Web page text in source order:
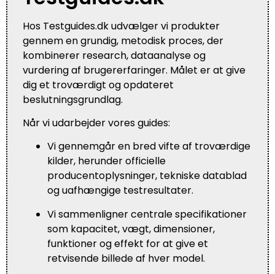
Hos Testguides.dk udvælger vi produkter
gennem en grundig, metodisk proces, der
kombinerer research, dataanalyse og
vurdering af brugererfaringer. Målet er at give
dig et troværdigt og opdateret
beslutningsgrundlag.
Når vi udarbejder vores guides:
Vi gennemgår en bred vifte af troværdige
kilder, herunder officielle
producentoplysninger, tekniske datablad
og uafhængige testresultater.
Vi sammenligner centrale specifikationer
som kapacitet, vægt, dimensioner,
funktioner og effekt for at give et
retvisende billede af hver model.